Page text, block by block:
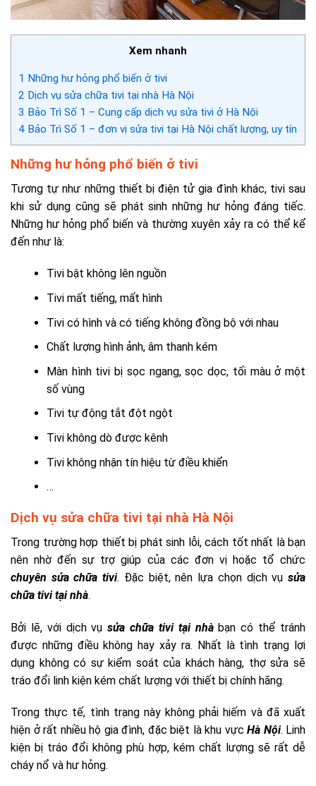
Xem nhanh
1 Những hư hỏng phổ biến ở tivi
2 Dịch vụ sửa chữa tivi tại nhà Hà Nội
3 Bảo Trì Số 1 – Cung cấp dịch vụ sửa tivi ở Hà Nội
4 Bảo Trì Số 1 – đơn vị sửa tivi tại Hà Nội chất lượng, uy tín
Những hư hỏng phổ biến ở tivi
Tương tự như những thiết bị điện tử gia đình khác, tivi sau
khi sử dụng cũng sẽ phát sinh những hư hỏng đáng tiếc.
Những hư hỏng phổ biến và thường xuyên xảy ra có thể kể
đến như là:
Tivi bật không lên nguồn
Tivi mất tiếng, mất hình
Tivi có hình và có tiếng không đồng bộ với nhau
Chất lượng hình ảnh, âm thanh kém
Màn hình tivi bị sọc ngang, sọc dọc, tối màu ở một
số vùng
Tivi tự động tắt đột ngột
Tivi không dò được kênh
Tivi không nhận tín hiệu từ điều khiển
…
Dịch vụ sửa chữa tivi tại nhà Hà Nội
Trong trường hợp thiết bị phát sinh lỗi, cách tốt nhất là bạn
nên nhờ đến sự trợ giúp của các đơn vị hoặc tổ chức
chuyên sửa chữa tivi. Đặc biệt, nên lựa chọn dịch vụsửa
chữa tivi tại nhà.
Bởi lẽ, với dịch vụsửa chữa tivi tại nhàbạn có thể tránh
được những điều không hay xảy ra. Nhất là tình trạng lợi
dụng không có sự kiểm soát của khách hàng, thợ sửa sẽ
tráo đổi linh kiện kém chất lượng với thiết bị chính hãng.
Trong thực tế, tình trạng này không phải hiếm và đã xuất
hiện ở rất nhiều hộ gia đình, đặc biệt là khu vực Hà Nội. Linh
kiện bị tráo đổi không phù hợp, kém chất lượng sẽ rất dễ
cháy nổ và hư hỏng.